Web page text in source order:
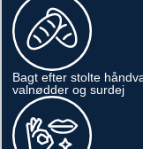
Bagt efter stolte
valnødder og surdej